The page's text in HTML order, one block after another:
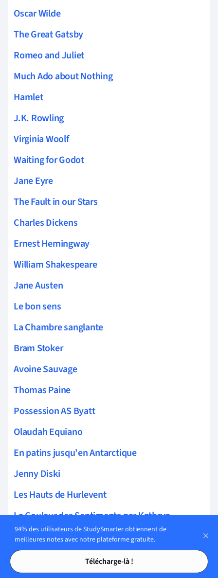
Tables des matières
Tables des matières
Oscar Wilde
The Great Gatsby
Romeo and Juliet
Much Ado about Nothing
Hamlet
J.K. Rowling
Virginia Woolf
Waiting for Godot
Jane Eyre
The Fault in our Stars
Charles Dickens
Ernest Hemingway
William Shakespeare
Jane Austen
Le bon sens
La Chambre sanglante
Bram Stoker
Avoine Sauvage
Thomas Paine
Possession AS Byatt
Olaudah Equiano
En patins jusqu'en Antarctique
Jenny Diski
Les Hauts de Hurlevent
La Couleur des Sentiments par Kathryn
Stockett
Pour mon amant, retournant à sa femme
Charlotte Brontë
94% des utilisateurs de StudySmarter obtiennent de
meilleures notes avec notre plateforme gratuite.
Télécharge-là !